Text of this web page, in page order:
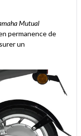
Mutual
permanence de
un